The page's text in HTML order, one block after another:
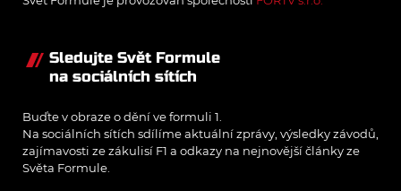
Sledujte Svět Formule
na sociálních sítích
Buďte v obraze o dění ve formuli 1.
Na sociálních sítích sdílíme aktuální zprávy, výsledky závodů,
zajímavosti ze zákulisí F1 a odkazy na nejnovější články ze
Světa Formule.